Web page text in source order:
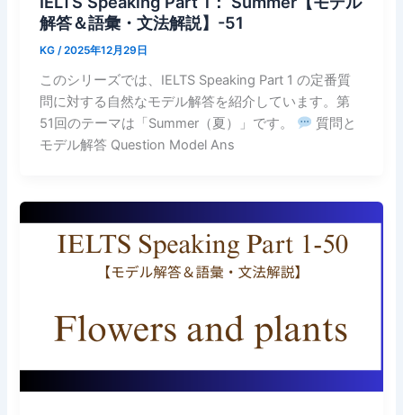
解答＆語彙・文法解説】-51
KG /2025年12月29日
このシリーズでは、IELTS Speaking Part 1 の定番質
問に対する自然なモデル解答を紹介しています。第
51回のテーマは「Summer（夏）」です。
質問と
モデル解答 Question Model Ans